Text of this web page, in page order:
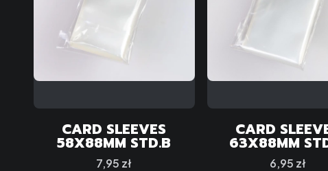
CARD SLEEVES
58X88MM STD.B
Cena
7,95 zł
CARD
63X88MM
Cena
6,95 zł